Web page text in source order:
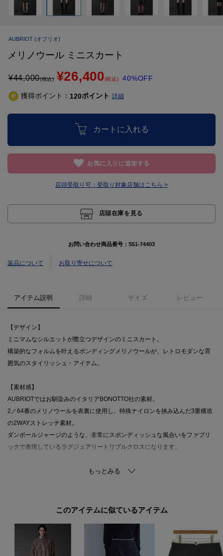
AUBRIOT (オブリオ)
メリノウール ミニスカート
¥44,000(税込) ¥26,400(税込) 40%OFF
獲得ポイント： 120ポイント 詳細
カートに入れる
お気に入りに追加する
店頭受取り可： 受取り対象店舗はこちら >
店頭在庫を見る
お問い合わせ商品番号： S51-74403
返品について お取り寄せについて
アイテム説明 詳細 サイズ レビュー
【デザイン】
ミニマムなシルエットが際立つデザインのミニスカート。
構築的なフォルムを叶えるボンディングメリノウールが、レトロモダンな雰
囲気のスタイリッシュ・アイテム。
【素材感】
AUBRIOTではお馴染みのイタリアBONOTTO社の素材。
2／64番のメリノウールを表裏に使用し、特殊ナイロンを挟み込んだ3重構造
の2WAYストレッチ素材。
ダンボールジャージのような、非常にスポンディッシュな風合いをファブリ
ックで表現しているラグジュアリートリプルクロスになります。
※照明の関係により、実際よりも色味が違って見える場合があります。ま
た、パソコン・スマートフォンなどの環境により、若干製品と画像のカラー
このアイテムに似ているアイテム